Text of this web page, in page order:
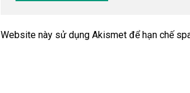
Website này sử dụng Akismet để hạn chế